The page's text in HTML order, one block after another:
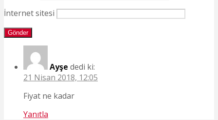
İnternet sitesi
Ayşe dedi ki:
21 Nisan 2018, 12:05
Fiyat ne kadar
Yanıtla